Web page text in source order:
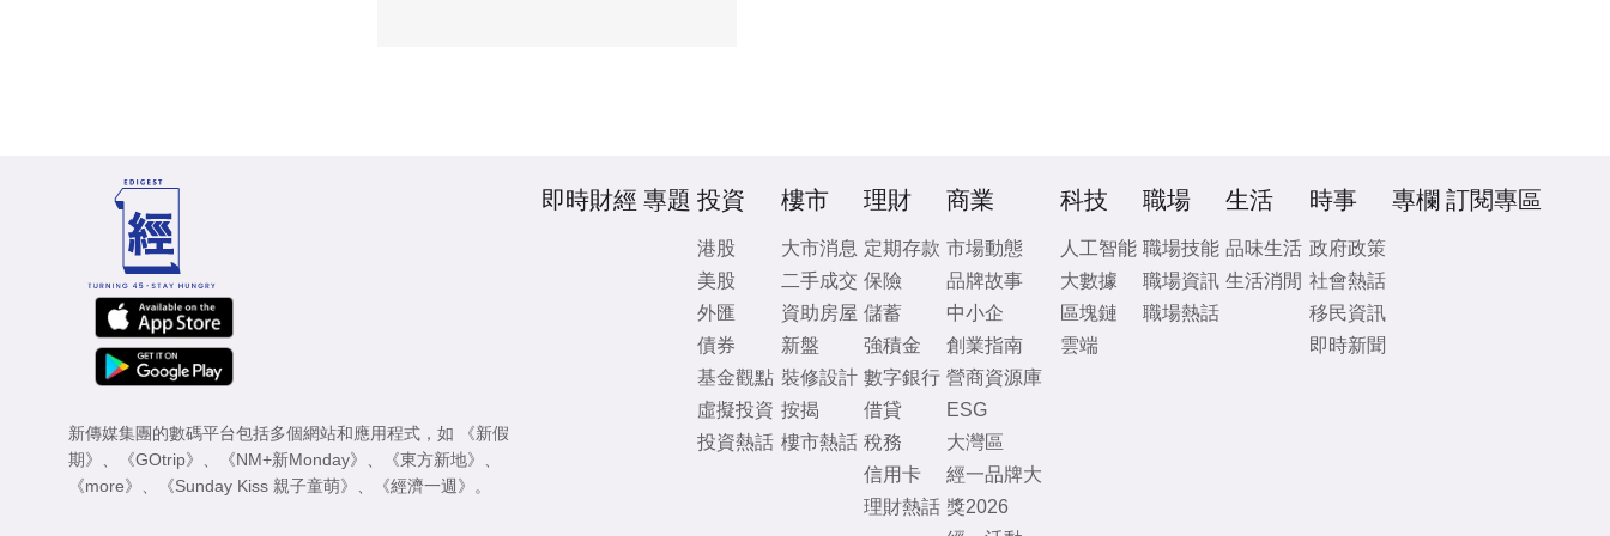
新傳媒集團的數碼平台包括多個網站和應用程式，如
《新假
期》
《GOtrip》 《NM+新Monday》 《東方新地》
《more》
《Sunday Kiss 親子童萌》 《經濟一週》 。
即時財經 專題 投資
港股
美股
外匯
債券
基金觀點
虛擬投資
投資熱話
樓市
大市消息
二手成交
資助房屋
新盤
裝修設計
按揭
樓市熱話
理財
定期存款
保險
儲蓄
強積金
數字銀行
借貸
稅務
信用卡
理財熱話
商業
市場動態
品牌故事
中小企
創業指南
營商資源庫
ESG
大灣區
經一品牌大
獎2026
科技
人工智能
大數據
區塊鏈
雲端
職場
職場技能
職場資訊
職場熱話
生活
品味生活
生活消閒
時事
政府政策
社會熱話
移民資訊
即時新聞
專欄 訂閱專區